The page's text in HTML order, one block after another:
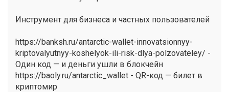
Инструмент для бизнеса и частных пользователей
https://banksh.ru/antarctic-wallet-innovatsionnyy-
kriptovalyutnyy-koshelyok-ili-risk-dlya-polzovateley/ -
Один код — и деньги ушли в блокчейн
https://baoly.ru/antarctic_wallet - QR-код — билет в
криптомир